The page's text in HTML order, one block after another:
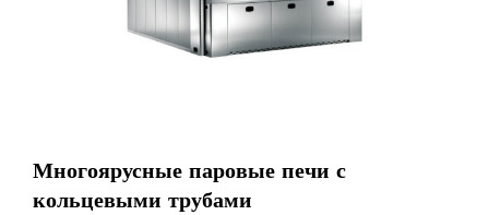
Многоярусные паровые печи с
кольцевыми трубами